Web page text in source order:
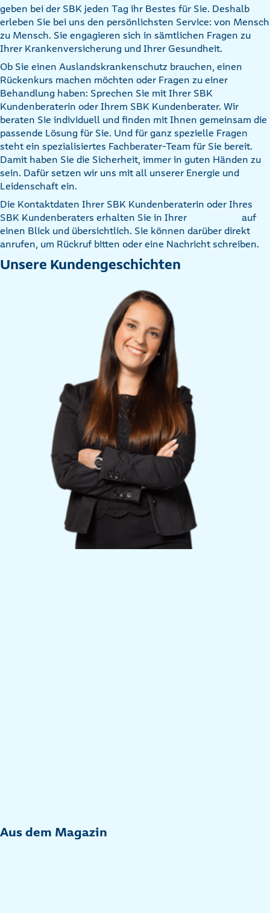
geben bei der SBK jeden Tag ihr Bestes für Sie. Deshalb
erleben Sie bei uns den persönlichsten Service: von Mensch
zu Mensch. Sie engagieren sich in sämtlichen Fragen zu
Ihrer Krankenversicherung und Ihrer Gesundheit.
Ob Sie einen Auslandskrankenschutz brauchen, einen
Rückenkurs machen möchten oder Fragen zu einer
Behandlung haben: Sprechen Sie mit Ihrer SBK
Kundenberaterin oder Ihrem SBK Kundenberater. Wir
beraten Sie individuell und finden mit Ihnen gemeinsam die
passende Lösung für Sie. Und für ganz spezielle Fragen
steht ein spezialisiertes Fachberater-Team für Sie bereit.
Damit haben Sie die Sicherheit, immer in guten Händen zu
sein. Dafür setzen wir uns mit all unserer Energie und
Leidenschaft ein.
Die Kontaktdaten Ihrer SBK Kundenberaterin oder Ihres
SBK Kundenberaters erhalten Sie in Ihrer
auf
einen Blick und übersichtlich. Sie können darüber direkt
anrufen, um Rückruf bitten oder eine Nachricht schreiben.
Unsere Kundengeschichten
Aus dem Magazin